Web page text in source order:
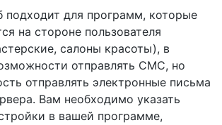
подходит для программ, которые
на стороне пользователя
салоны красоты), в
отправлять СМС, но
отправлять электронные письма
Вам необходимо указать
в вашей программе,